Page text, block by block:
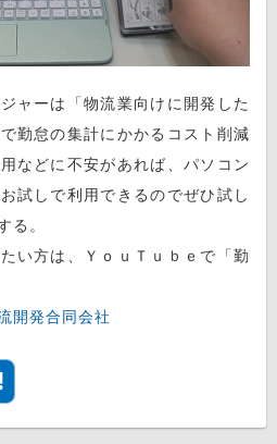
ャーは「物流業向けに開発した
勤怠の集計にかかるコスト削減
などに不安があれば、パソコン
試しで利用できるのでぜひ試し
る。
い方は、ＹｏｕＴｕｂｅで「勤
開発合同会社